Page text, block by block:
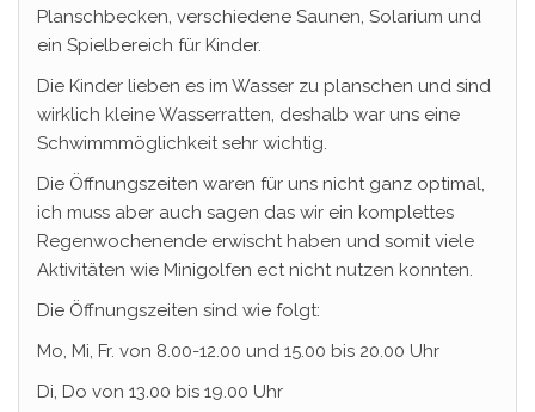
Planschbecken, verschiedene Saunen, Solarium und
ein Spielbereich für Kinder.
Die Kinder lieben es im Wasser zu planschen und sind
wirklich kleine Wasserratten, deshalb war uns eine
Schwimmmöglichkeit sehr wichtig.
Die Öffnungszeiten waren für uns nicht ganz optimal,
ich muss aber auch sagen das wir ein komplettes
Regenwochenende erwischt haben und somit viele
Aktivitäten wie Minigolfen ect nicht nutzen konnten.
Die Öffnungszeiten sind wie folgt:
Mo, Mi, Fr. von 8.00-12.00 und 15.00 bis 20.00 Uhr
Di, Do von 13.00 bis 19.00 Uhr